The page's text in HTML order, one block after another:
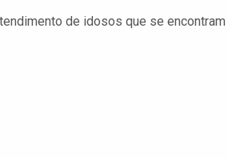
de idosos que se encontram